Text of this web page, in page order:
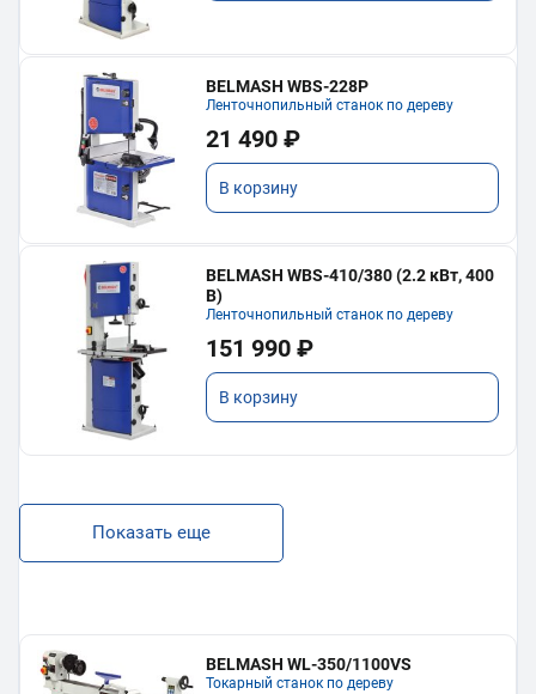
BELMASH WBS-228P
Ленточнопильный станок по дереву
21 490 ₽
В корзину
BELMASH WBS-410/380 (2.2 кВт, 400
В)
Ленточнопильный станок по дереву
151 990 ₽
В корзину
Показать еще
BELMASH WL-350/1100VS
Токарный станок по дереву